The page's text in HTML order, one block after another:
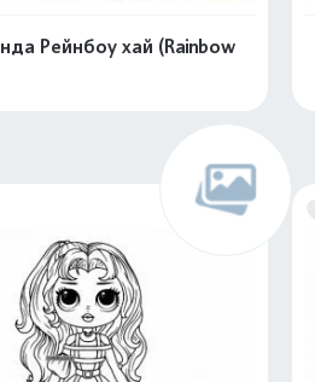
Рейнбоу хай (Rainbow